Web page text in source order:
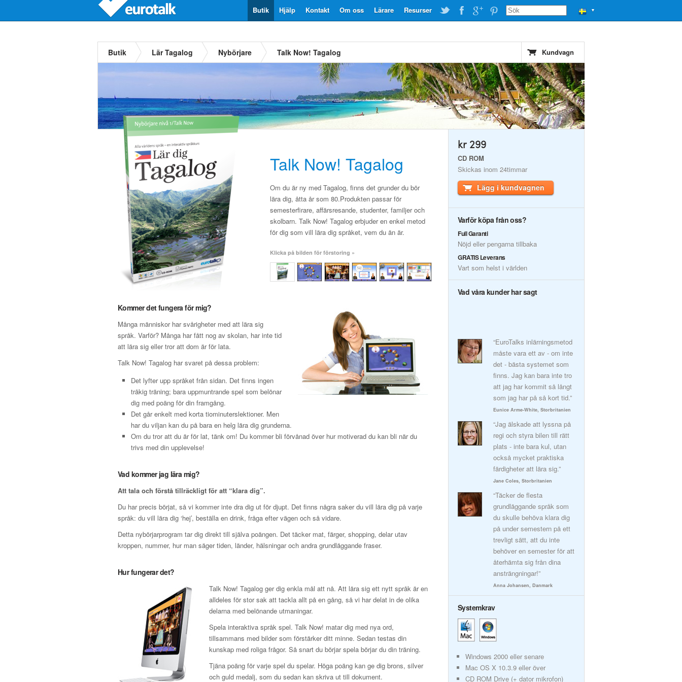
▼
Resurser
Lärare
Om oss
Kontakt
Hjälp
Butik
Butik Lär Tagalog Nybörjare Talk Now! Tagalog Kundvagn
Talk Now! Tagalog
Om du är ny med Tagalog, finns det grunder du bör
lära dig, åtta år som 80.Produkten passar för
semesterfirare, affärsresande, studenter, familjer och
skolbarn. Talk Now! Tagalog erbjuder en enkel metod
för dig som vill lära dig språket, vem du än är.
Klicka på bilden för förstoring »
Kommer det fungera för mig?
Många människor har svårigheter med att lära sig
språk. Varför? Många har fått nog av skolan, har inte tid
att lära sig eller tror att dom är för lata.
Talk Now! Tagalog har svaret på dessa problem:
Det lyfter upp språket från sidan. Det finns ingen
tråkig träning; bara uppmuntrande spel som belönar
dig med poäng för din framgång.
Det går enkelt med korta tiominuterslektioner. Men
har du viljan kan du på bara en helg lära dig grunderna.
Om du tror att du är för lat, tänk om! Du kommer bli förvånad över hur motiverad du kan bli när du
trivs med din upplevelse!
Vad kommer jag lära mig?
Att tala och förstå tillräckligt för att “klara dig”.
Du har precis börjat, så vi kommer inte dra dig ut för djupt. Det finns några saker du vill lära dig på varje
språk: du vill lära dig ‘hej’, beställa en drink, fråga efter vägen och så vidare.
Detta nybörjarprogram tar dig direkt till själva poängen. Det täcker mat, färger, shopping, delar utav
kroppen, nummer, hur man säger tiden, länder, hälsningar och andra grundläggande fraser.
Hur fungerar det?
Talk Now! Tagalog ger dig enkla mål att nå. Att lära sig ett nytt språk är en
alldeles för stor sak att tackla allt på en gång, så vi har delat in de olika
delarna med belönande utmaningar.
Spela interaktiva språk spel. Talk Now! matar dig med nya ord,
tillsammans med bilder som förstärker ditt minne. Sedan testas din
kunskap med roliga frågor. Så snart du börjar spela börjar du din träning.
Tjäna poäng för varje spel du spelar. Höga poäng kan ge dig brons, silver
och guld medalj, som du sedan kan skriva ut till dokument.
kr 299
CD ROM
Skickas inom 24timmar
Lägg i kundvagnen
Varför köpa från oss?
Full Garanti
Nöjd eller pengarna tillbaka
GRATIS Leverans
Vart som helst i världen
Vad våra kunder har sagt
“EuroTalks inlärningsmetod
måste vara ett av - om inte
det - bästa systemet som
finns. Jag kan bara inte tro
att jag har kommit så långt
som jag har på så kort tid.”
Eunice Arme-White, Storbritanien
“Jag älskade att lyssna på
regi och styra bilen till rätt
plats - inte bara kul, utan
också mycket praktiska
färdigheter att lära sig.”
Jane Coles, Storbritanien
“Täcker de flesta
grundläggande språk som
du skulle behöva klara dig
på under semestern på ett
trevligt sätt, att du inte
behöver en semester för att
återhämta sig från dina
ansträngningar!”
Anna Johansen, Danmark
Systemkrav
Windows 2000 eller senare
Mac OS X 10.3.9 eller över
CD ROM Drive (+ dator mikrofon)